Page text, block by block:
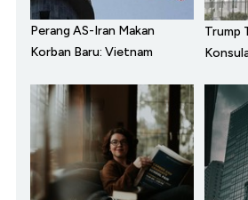
Perang AS-Iran Makan
Korban Baru: Vietnam
Trump